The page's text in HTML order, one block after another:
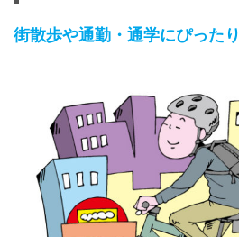
街散歩や通勤・通学にぴったり